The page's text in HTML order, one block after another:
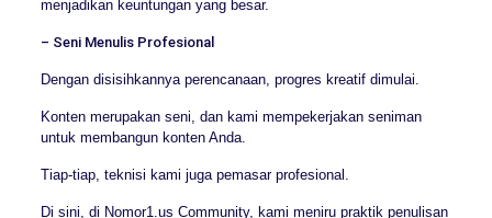
menjadikan keuntungan yang besar.
– Seni Menulis Profesional
Dengan disisihkannya perencanaan, progres kreatif dimulai.
Konten merupakan seni, dan kami mempekerjakan seniman
untuk membangun konten Anda.
Tiap-tiap, teknisi kami juga pemasar profesional.
Di sini, di Nomor1.us Community, kami meniru praktik penulisan